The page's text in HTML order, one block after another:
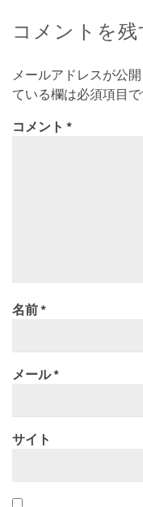
コメントを残
メールアドレスが公
ている欄は必須項目
コメント *
名前*
メール*
サイト